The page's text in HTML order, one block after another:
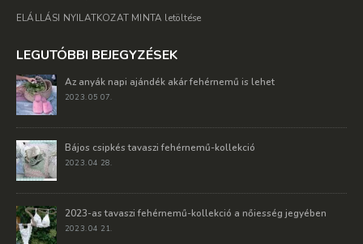
ELÁLLÁSI NYILATKOZAT MINTA letöltése
LEGUTÓBBI BEJEGYZÉSEK
Az anyák napi ajándék akár fehérnemű is lehet
2023. 05 07.
Bájos csipkés tavaszi fehérnemű-kollekció
2023. 04 28.
2023-as tavaszi fehérnemű-kollekció a nőiesség jegyében
2023. 04 21.